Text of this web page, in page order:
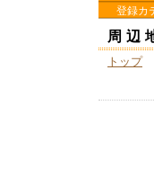
登録カ
周辺
トップ